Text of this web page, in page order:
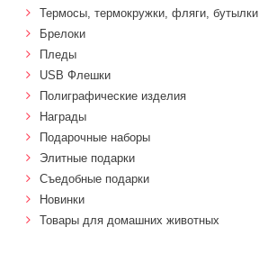
Термосы, термокружки, фляги, бутылки
Брелоки
Пледы
USB Флешки
Полиграфические изделия
Награды
Подарочные наборы
Элитные подарки
Cъедобные подарки
Новинки
Товары для домашних животных